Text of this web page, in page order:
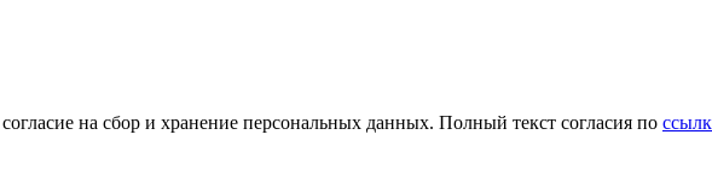
на cбор и хранение персональных данных. Полный текст согласия по